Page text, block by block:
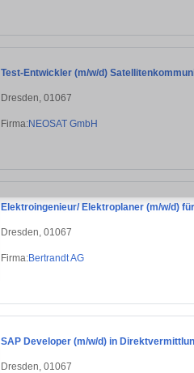
Test-Entwickler (m/w/d)
Dresden, 01067
Firma:NEOSAT GmbH
Elektroingenieur/ Elektroplaner (m/w/d)
Dresden, 01067
Firma:Bertrandt AG
SAP Developer (m/w/d) in
Dresden, 01067